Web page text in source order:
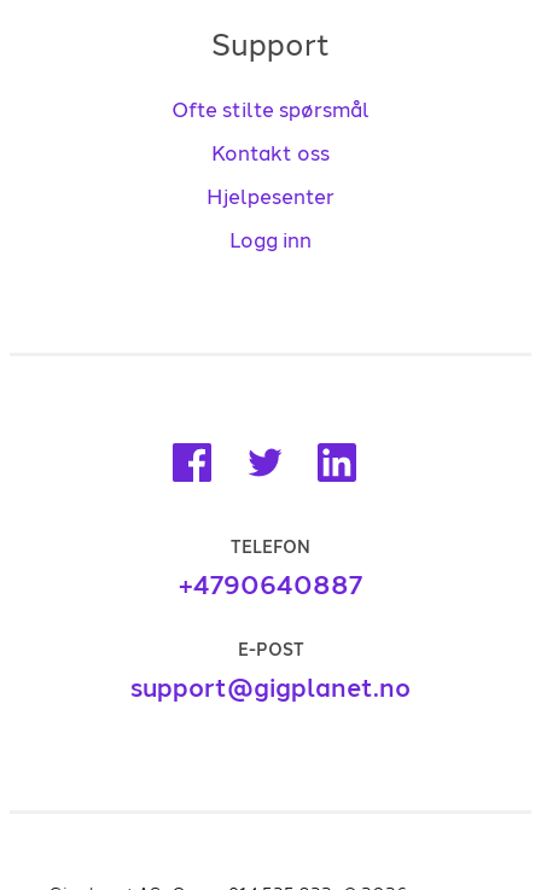
Support
Ofte stilte spørsmål
Kontakt oss
Hjelpesenter
Logg inn
TELEFON
+4790640887
E-POST
support@gigplanet.no